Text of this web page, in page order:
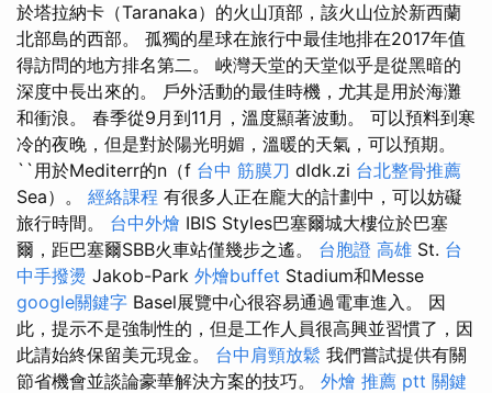
於塔拉納卡（Taranaka）的火山頂部，該火山位於新西蘭
北部島的西部。 孤獨的星球在旅行中最佳地排在2017年值
得訪問的地方排名第二。 峽灣天堂的天堂似乎是從黑暗的
深度中長出來的。 戶外活動的最佳時機，尤其是用於海灘
和衝浪。 春季從9月到11月，溫度顯著波動。 可以預料到寒
冷的夜晚，但是對於陽光明媚，溫暖的天氣，可以預期。
``用於Mediterr的n（f 台中 筋膜刀 dldk.zi 台北整骨推薦
Sea）。 經絡課程 有很多人正在龐大的計劃中，可以妨礙
旅行時間。 台中外燴 IBIS Styles巴塞爾城大樓位於巴塞
爾，距巴塞爾SBB火車站僅幾步之遙。 台胞證 高雄 St. 台
中手撥燙 Jakob-Park 外燴buffet Stadium和Messe
google關鍵字 Basel展覽中心很容易通過電車進入。 因
此，提示不是強制性的，但是工作人員很高興並習慣了，因
此請始終保留美元現金。 台中肩頸放鬆 我們嘗試提供有關
節省機會並談論豪華解決方案的技巧。 外燴 推薦 ptt 關鍵